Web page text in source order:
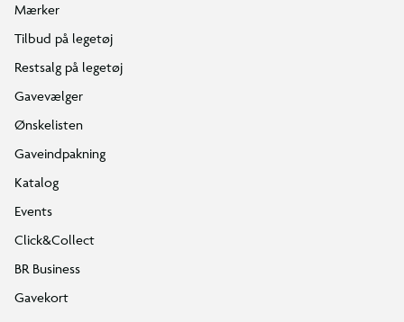
Mærker
Tilbud på legetøj
Restsalg på legetøj
Gavevælger
Ønskelisten
Gaveindpakning
Katalog
Events
Click&Collect
BR Business
Gavekort